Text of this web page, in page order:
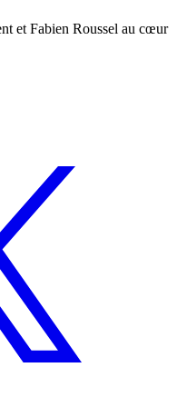
et Fabien Roussel au cœur